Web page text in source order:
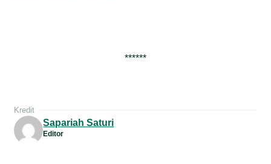
******
Kredit
Sapariah Saturi
Editor